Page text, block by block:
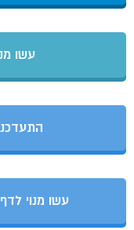
עשו
עשו מנוי